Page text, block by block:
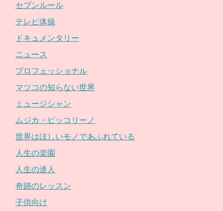
セブンルール
テレビ体操
ドキュメンタリー
ニュース
プロフェッショナル
マツコの知らない世界
ミュージシャン
ムジカ・ピッコリーノ
世界はほしいモノであふれている
人生の楽園
人生の達人
奇跡のレッスン
子供向け